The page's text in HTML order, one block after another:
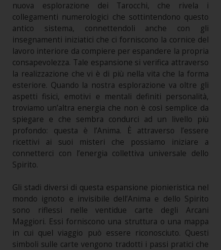
nuova esplorazione dei Tarocchi, che rivela i
collegamenti numerologici che sottintendono questo
antico sistema, connettendoli anche con gli
insegnamenti iniziatici che ci forniscono la cornice del
lavoro interiore da compiere per espandere la propria
consapevolezza. Tale espansione si verifica attraverso
la realizzazione che vi è di più nella vita che la forma
esteriore. Quando la nostra esplorazione va oltre gli
aspetti fisici, emotivi e mentali definiti personalità,
troviamo un’altra energia che non è così semplice da
spiegare e che sembra condurci ad un livello più
profondo: questa è l’Anima. È attraverso l’essere
ricettivi ai suoi misteri che possiamo iniziare a
connetterci con l’energia collettiva universale dello
Spirito.
Gli stadi diversi di questa espansione pionieristica nel
mondo ignoto e invisibile dell’Anima e dello Spirito
sono riflessi nelle ventidue carte degli Arcani
Maggiori. Essi forniscono una struttura o una mappa
in cui quel viaggio può essere riconosciuto. Questi
simboli sulle carte vengono tradotti i passi pratici che